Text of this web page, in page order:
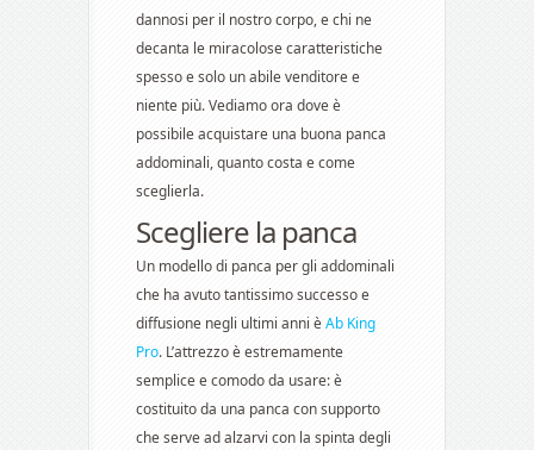
dannosi per il nostro corpo, e chi ne
decanta le miracolose caratteristiche
spesso e solo un abile venditore e
niente più. Vediamo ora dove è
possibile acquistare una buona panca
addominali, quanto costa e come
sceglierla.
Scegliere la panca
Un modello di panca per gli addominali
che ha avuto tantissimo successo e
diffusione negli ultimi anni èAb King
Pro. L’attrezzo è estremamente
semplice e comodo da usare: è
costituito da una panca con supporto
che serve ad alzarvi con la spinta degli